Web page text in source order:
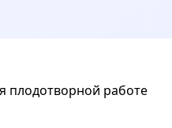
плодотворной работе